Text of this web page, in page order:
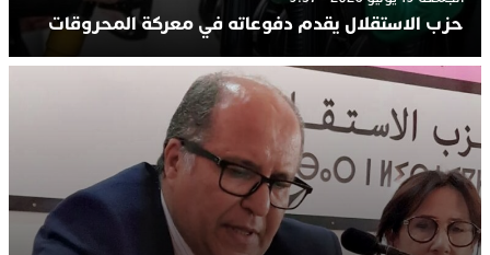
حزب الاستقلال يقدم دفوعاته في معركة المحروقات